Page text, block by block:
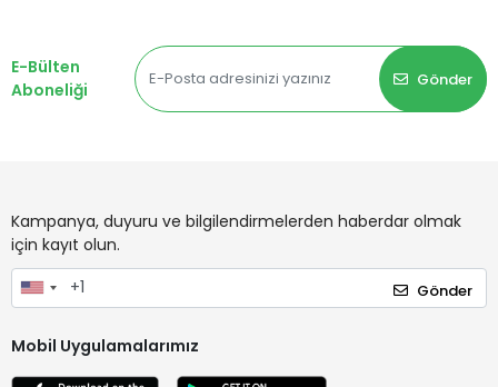
E-Bülten
Aboneliği
Gönder
Kampanya, duyuru ve bilgilendirmelerden haberdar olmak
için kayıt olun.
Gönder
Mobil Uygulamalarımız